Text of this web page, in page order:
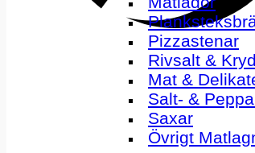
Pizzastenar
Rivsalt &
Mat &
Salt- &
Saxar
Övrigt